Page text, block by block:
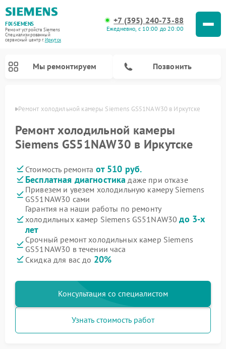
FIX-SIEMENS
Ремонт устройств Siemens
Специализированный
cервисный центр г.Иркутск
+7 (395) 240-73-88
Ежедневно, с 10:00 до 20:00
Мы ремонтируем Позвонить
Ремонт холодильной камеры Siemens GS51NAW30 в Иркутске
Ремонт холодильной камеры
Siemens GS51NAW30 в Иркутске
Стоимость ремонта от 510 руб.
Бесплатная диагностика даже при отказе
Привезем и увезем холодильную камеру Siemens
GS51NAW30 сами
Гарантия на наши работы по ремонту
холодильных камер Siemens GS51NAW30до 3-х
лет
Срочный ремонт холодильных камер Siemens
GS51NAW30 в течении часа
Скидка для вас до 20%
Консультация со специалистом
Узнать стоимость работ